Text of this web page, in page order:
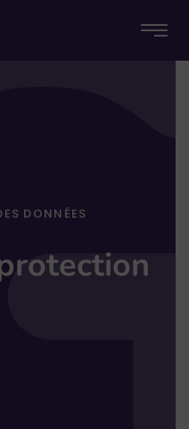
Passer
MenuMenu
DONNÉES